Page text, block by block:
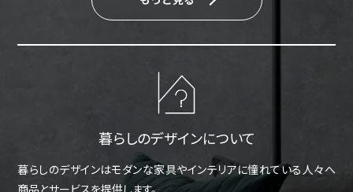
暮らしのデザインについて
暮らしのデザインはモダンな家具やインテリアに憧れている人々へ
商品とサービスを提供します。